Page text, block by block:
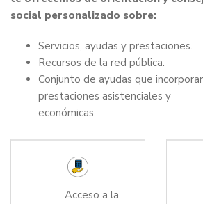
social personalizado sobre:
Servicios, ayudas y prestaciones.
Recursos de la red pública.
Conjunto de ayudas que
prestaciones asistenciales y
económicas.
Acceso a la